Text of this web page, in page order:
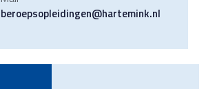
beroepsopleidingen@hartemink.nl